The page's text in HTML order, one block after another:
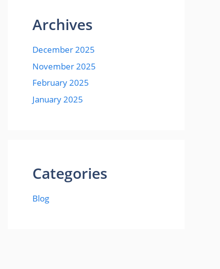
Archives
December 2025
November 2025
February 2025
January 2025
Categories
Blog